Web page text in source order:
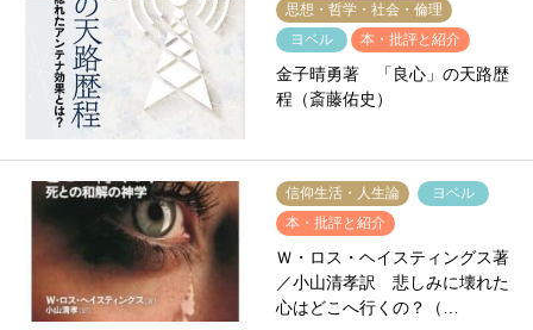
思想・哲学・社会・倫理
ヨベル
本・批評と紹介
金子晴勇著 「良心」の天路歴
程（斎藤佑史）
信仰生活・人生論
ヨベル
本・批評と紹介
Ｗ・ロス・ヘイスティングス著
／小山清孝訳 悲しみに壊れた
心はどこへ行くの？（…